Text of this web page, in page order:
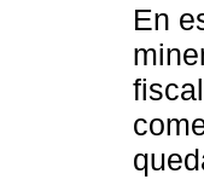
En